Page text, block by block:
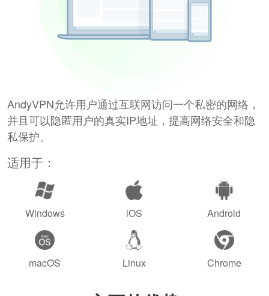
AndyVPN允许用户通过互联网访问一个私密的网络，
并且可以隐匿用户的真实IP地址，提高网络安全和隐
私保护。
适用于：
Windows iOS Android
macOS Linux Chrome